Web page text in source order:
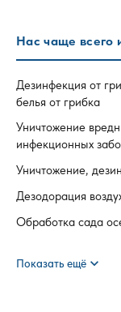
Нас чаще всего
Дезинфекция от
белья от грибка
Уничтожение
инфекционных
Уничтожение,
Дезодорация
Обработка сада
Показать ещё expand_more